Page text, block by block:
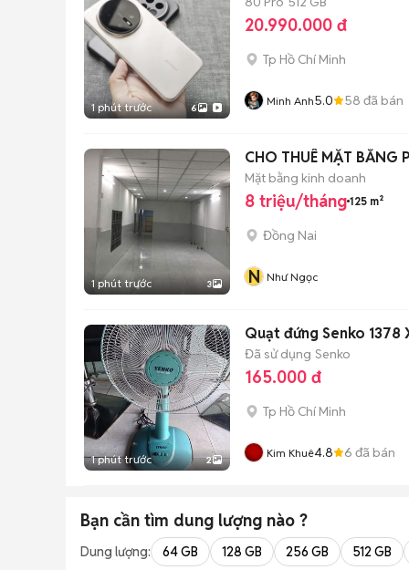
1 phút trước 6
20.990.000 đ
Tp Hồ Chí Minh
Minh Anh5.0 58 đã bán
1 phút trước 3
CHO THUÊ MẶT BẰNG
Mặt bằng kinh doanh
8 triệu/tháng 125 m²
Đồng Nai
N Như Ngọc
1 phút trước 2
Quạt đứng Senko 1378
Đã sử dụng Senko
165.000 đ
Tp Hồ Chí Minh
Kim Khuê4.8 6 đã bán
Bạn cần tìm dung lượng nào ?
Dung lượng: 64 GB 128 GB 256 GB 512 GB